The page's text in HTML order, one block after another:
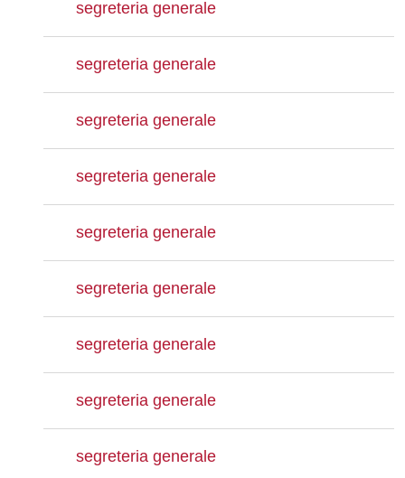
segreteria generale
segreteria generale
segreteria generale
segreteria generale
segreteria generale
segreteria generale
segreteria generale
segreteria generale
segreteria generale